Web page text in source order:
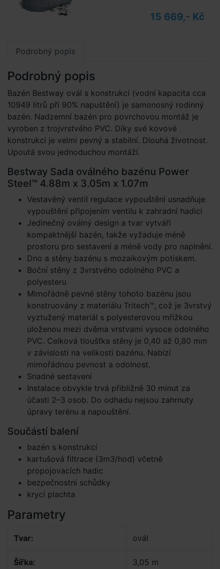
15 669,- Kč
Podrobný popis
Podrobný popis
Bazén Bestway ovál s konstrukcí (vodní kapacita cca
10949 litrů při 90% napuštění) je samonosný rodinný
bazén. Nadzemní bazén pro povrchovou montáž je
vyroben z trojvrstvého PVC. Díky své kovové
konstrukci je velmi pevný a stabilní. Dlouhá životnost.
Upoutá svou jednoduchou montáží.
Bestway Sada oválného bazénu Power
Steel™ 4.88m x 3.05m x 1.07m
Vestavěný ventil regulace vypouštění usnadňuje
vypouštění připojením ventilu k zahradní hadici
Jedinečný oválný design a tvar vytváří
kompaktnější bazén, takže vyžaduje méně
prostoru pro sestavení a méně vody pro naplnění.
Dno a stěny bazénu s mozaikovým potiskem.
Boční stěny z 3vrstvého odolného PVC a
polyesteru
Mimořádně pevné stěny tohoto bazénu jsou
konstruovány z materiálu Tritech™, což je 3vrstvý
vyztužený materiál s polyesterovou mřížkou
uloženou mezi dvěma vrstvami vysoce odolného
PVC. Celková tloušťka stěny je 0,40 až 0,80 mm
v závislosti na velikosti bazénu. Nabízí
mimořádnou pevnost a odolnost.
Snadné sestavení
Instalace obvykle trvá přibližně 30 minut za
účasti 2–3 osob. Do odhadu nejsou zahrnuty
úpravy terénu a napouštění.
Součástí balení
bazén s konstrukcí
kartušová filtrace (3m3/hod) včetně
propojovacích hadic
bezpečnostní schůdky
krycí plachta
Parametry
Tvar: ovál
Šířka: 3,05 m